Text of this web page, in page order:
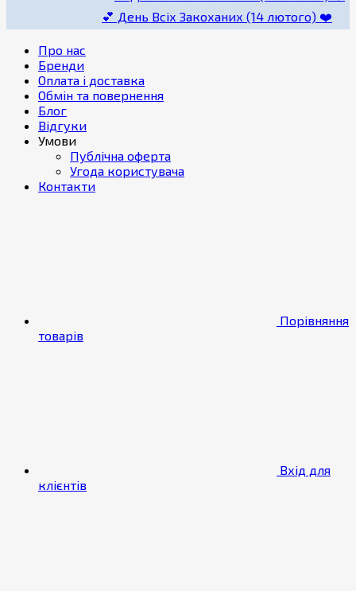
💕 День Всіх Закоханих (14 лютого) ❤️
Про нас
Бренди
Оплата і доставка
Обмін та повернення
Блог
Відгуки
Умови
Публічна оферта
Угода користувача
Контакти
Порівняння
товарів
Вхід для
клієнтів